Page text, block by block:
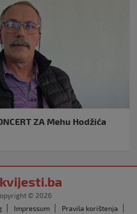
ZA Mehu Hodžića
© 2026
Impressum
Pravila korištenja